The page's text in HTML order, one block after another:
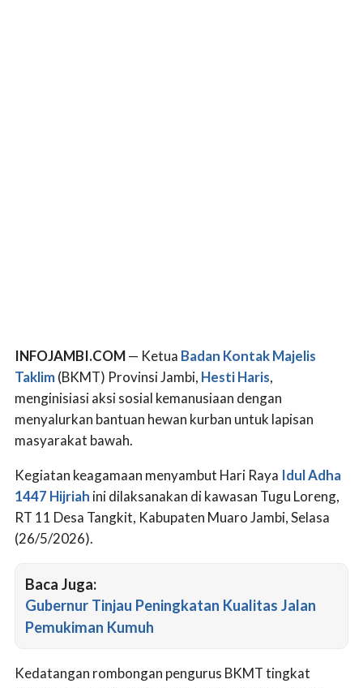
INFOJAMBI.COM— Ketua Badan Kontak Majelis
Taklim(BKMT) Provinsi Jambi, Hesti Haris,
menginisiasi aksi sosial kemanusiaan dengan
menyalurkan bantuan hewan kurban untuk lapisan
masyarakat bawah.
Kegiatan keagamaan menyambut Hari Raya Idul Adha
1447 Hijriah ini dilaksanakan di kawasan Tugu Loreng,
RT 11 Desa Tangkit, Kabupaten Muaro Jambi, Selasa
(26/5/2026).
Baca Juga:
Gubernur Tinjau Peningkatan Kualitas Jalan
Pemukiman Kumuh
Kedatangan rombongan pengurus BKMT tingkat